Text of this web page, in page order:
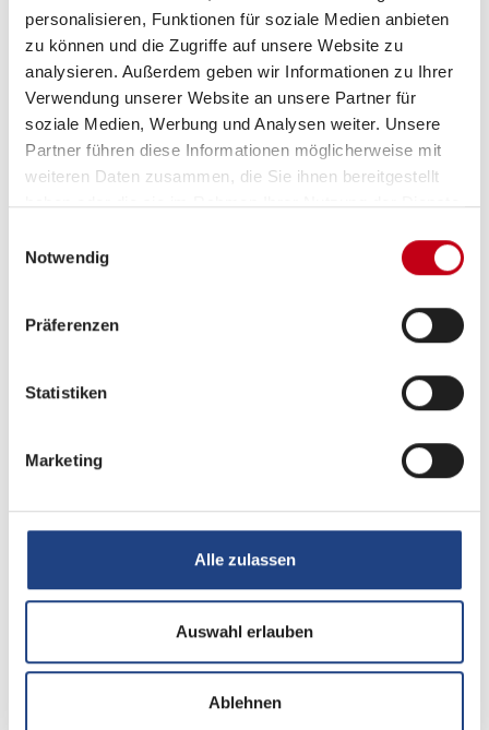
personalisieren, Funktionen für soziale Medien anbieten
zu können und die Zugriffe auf unsere Website zu
analysieren. Außerdem geben wir Informationen zu Ihrer
Verwendung unserer Website an unsere Partner für
soziale Medien, Werbung und Analysen weiter. Unsere
Partner führen diese Informationen möglicherweise mit
weiteren Daten zusammen, die Sie ihnen bereitgestellt
haben oder die sie im Rahmen Ihrer Nutzung der Dienste
Notwendig
Präferenzen
Statistiken
Marketing
Alle zulassen
Auswahl erlauben
Ablehnen
Grundrissbeschreibung
ab 2 Schlafplätze
Schlafplätze 2
Beschreibung